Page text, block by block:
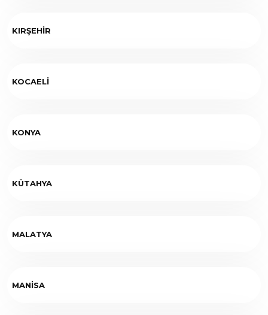
KIRŞEHİR
KOCAELİ
KONYA
KÜTAHYA
MALATYA
MANİSA